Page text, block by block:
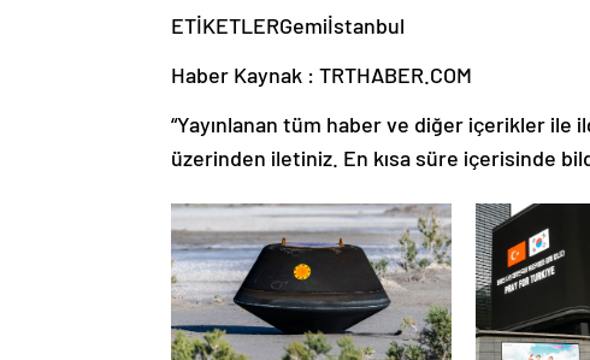
ETİKETLERGemiİstanbul
Haber Kaynak : TRTHABER.COM
“Yayınlanan tüm haber ve diğer içerikler ile
üzerinden iletiniz. En kısa süre içerisinde